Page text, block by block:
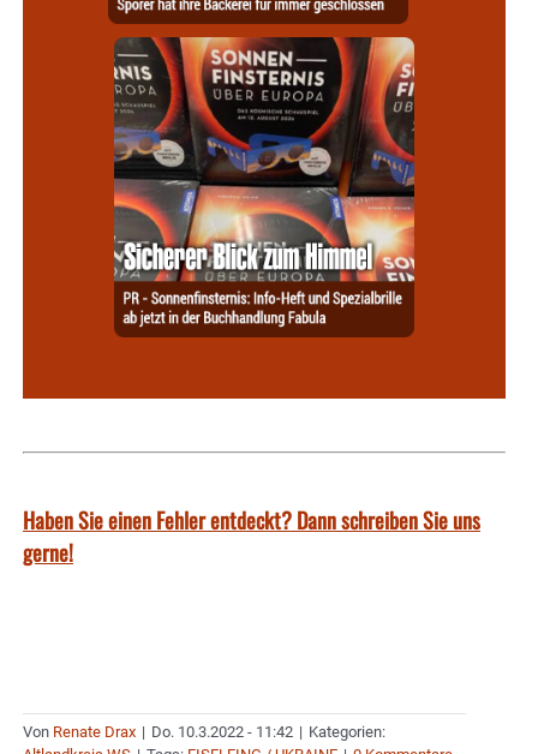
Haben Sie einen Fehler entdeckt? Dann schreiben Sie uns
gerne!
Von Renate Drax | Do. 10.3.2022 - 11:42 | Kategorien: